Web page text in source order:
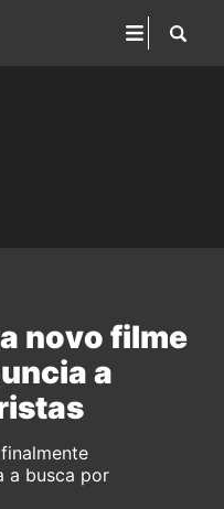
novo filme
a
a busca por